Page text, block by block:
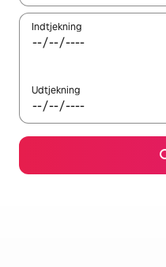
Indtjekning
Udtjekning